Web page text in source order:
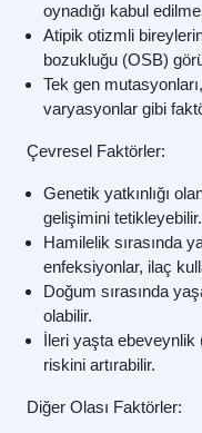
oynadığı kabul
Atipik otizmli
bozukluğu (OSB)
Tek gen
varyasyonlar gibi
Çevresel Faktörler:
Genetik yatkınlığı
gelişimini tetikleyebilir.
Hamilelik sırasında
enfeksiyonlar, ilaç
Doğum sırasında
olabilir.
İleri yaşta ebeveynlik
riskini artırabilir.
Diğer Olası Faktörler: